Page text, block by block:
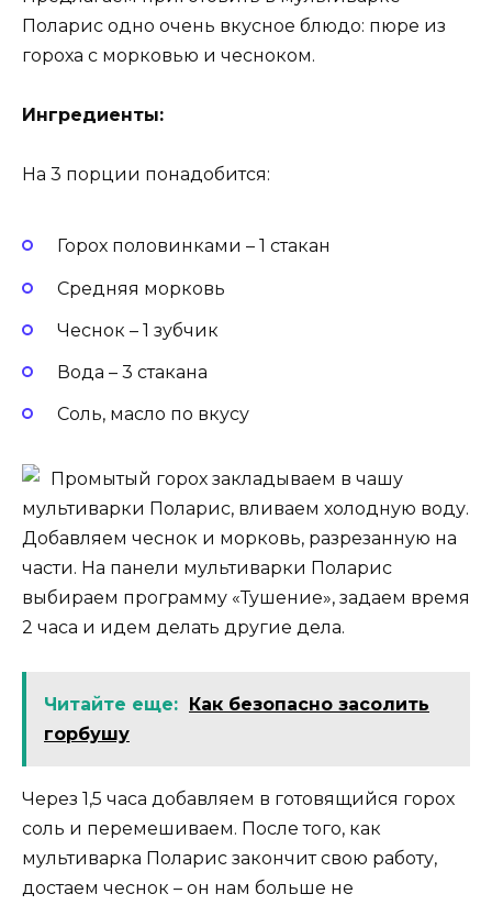
Поларис одно очень вкусное блюдо: пюре из
гороха с морковью и чесноком.
Ингредиенты:
На 3 порции понадобится:
Горох половинками – 1 стакан
Средняя морковь
Чеснок – 1 зубчик
Вода – 3 стакана
Соль, масло по вкусу
Промытый горох закладываем в чашу
мультиварки Поларис, вливаем холодную воду.
Добавляем чеснок и морковь, разрезанную на
части. На панели мультиварки Поларис
выбираем программу «Тушение», задаем время
2 часа и идем делать другие дела.
Читайте еще:
Как безопасно засолить
горбушу
Через 1,5 часа добавляем в готовящийся горох
соль и перемешиваем. После того, как
мультиварка Поларис закончит свою работу,
достаем чеснок – он нам больше не